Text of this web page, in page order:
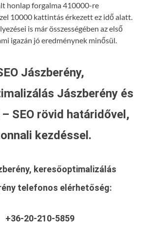
honlap forgalma 410000-re
10000 kattintás érkezett ez idő alatt.
is már összességében az első
igazán jó eredménynek minősül.
Jászberény,
Jászberény és
SEO rövid határidővel,
kezdéssel.
keresőoptimalizálás
telefonos elérhetőség:
+36-20-210-5859